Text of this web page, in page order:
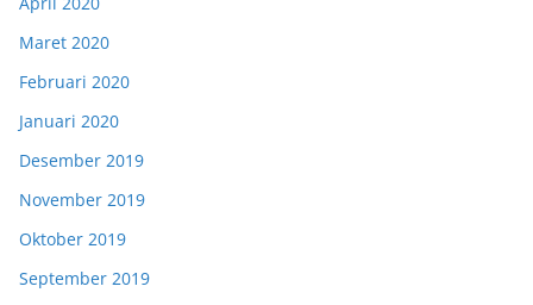
Maret 2020
Februari 2020
Januari 2020
Desember 2019
November 2019
Oktober 2019
September 2019